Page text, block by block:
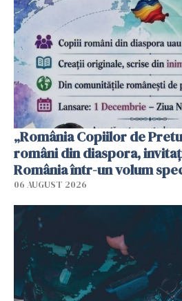
„România Copiilor de
români din diaspora,
România într-un volum
06 AUGUST 2026